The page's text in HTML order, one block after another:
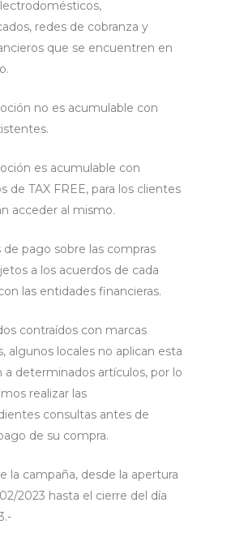
redes de cobranza y
que se encuentren en
no es acumulable con
es acumulable con
de TAX FREE, para los clientes
acceder al mismo.
de pago sobre las compras
a los acuerdos de cada
las entidades financieras.
contraídos con marcas
algunos locales no aplican esta
a determinados artículos, por lo
realizar las
consultas antes de
de su compra.
la campaña, desde la apertura
2023 hasta el cierre del día